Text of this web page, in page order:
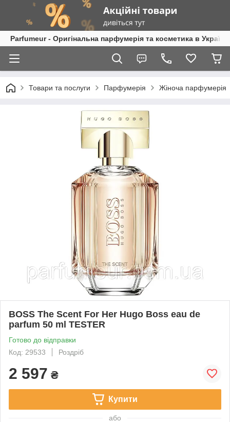
Parfumeur - Оригінальна парфумерія та косметика в Україні
Товари та послуги Парфумерія Жіноча парфумерія
BOSS The Scent For Her Hugo Boss eau de
parfum 50 ml TESTER
Готово до відправки
Код: 29533
Роздріб
2 597 ₴
Купити
або